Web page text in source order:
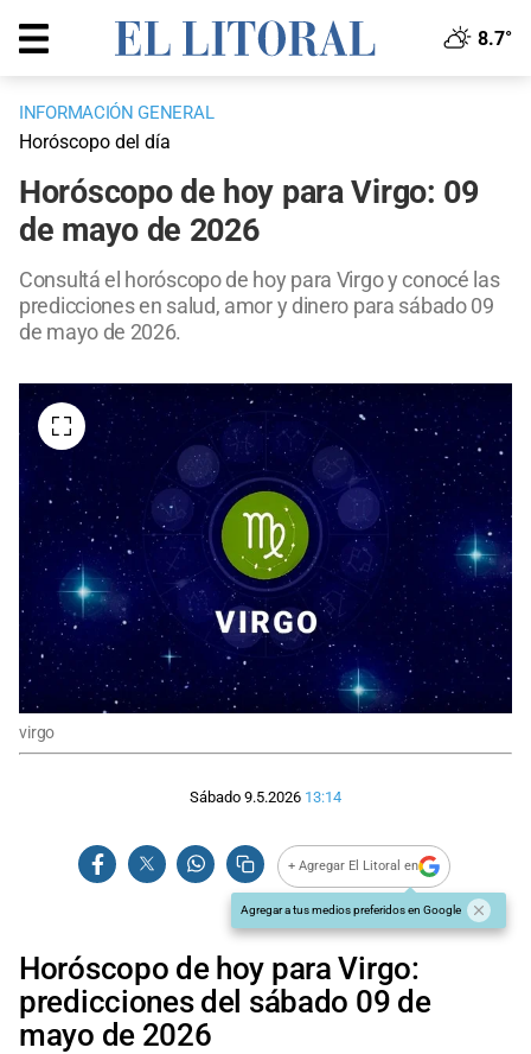
8.7°
INFORMACIÓN GENERAL
Horóscopo del día
Horóscopo de hoy para Virgo: 09
de mayo de 2026
Consultá el horóscopo de hoy para Virgo y conocé las
predicciones en salud, amor y dinero para sábado 09
de mayo de 2026.
virgo
Sábado 9.5.2026 13:14
+ Agregar El Litoral en
Agregar a tus medios preferidos en Google
Horóscopo de hoy para Virgo:
predicciones del sábado 09 de
mayo de 2026